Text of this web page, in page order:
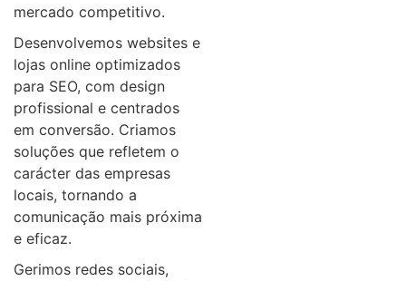
mercado competitivo.
Desenvolvemos websites e
lojas online optimizados
para SEO, com design
profissional e centrados
em conversão. Criamos
soluções que refletem o
carácter das empresas
locais, tornando a
comunicação mais próxima
e eficaz.
Gerimos redes sociais,